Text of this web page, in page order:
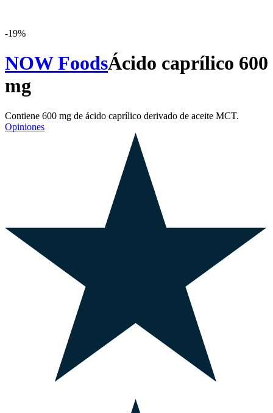
-19%
NOW FoodsÁcido caprílico 600
mg
Contiene 600 mg de ácido caprílico derivado de aceite MCT.
Opiniones